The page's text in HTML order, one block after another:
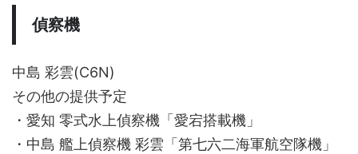
偵察機
中島 彩雲(C6N)
その他の提供予定
・愛知 零式水上偵察機「愛宕搭載機」
・中島 艦上偵察機 彩雲「第七六二海軍航空隊機」